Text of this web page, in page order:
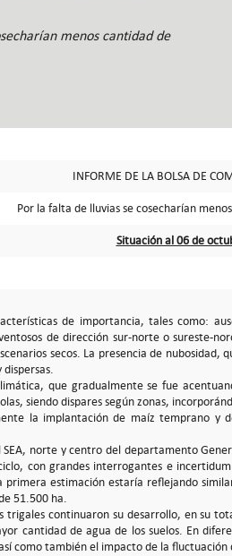
menos cantidad de
INFORME DE LA BOLSA DE
Por la falta de lluvias se cosecharían
Situación al 06 de
de importancia, tales como:
de dirección sur-norte o sureste-
secos. La presencia de
dispersas.
que gradualmente se fue
siendo dispares según zonas,
la implantación de maíz temprano
SEA, norte y centro del departamento
con grandes interrogantes e
primera estimación estaría reflejando
51.500 ha.
trigales continuaron su desarrollo, en su
cantidad de agua de los suelos. En
como también el impacto de la